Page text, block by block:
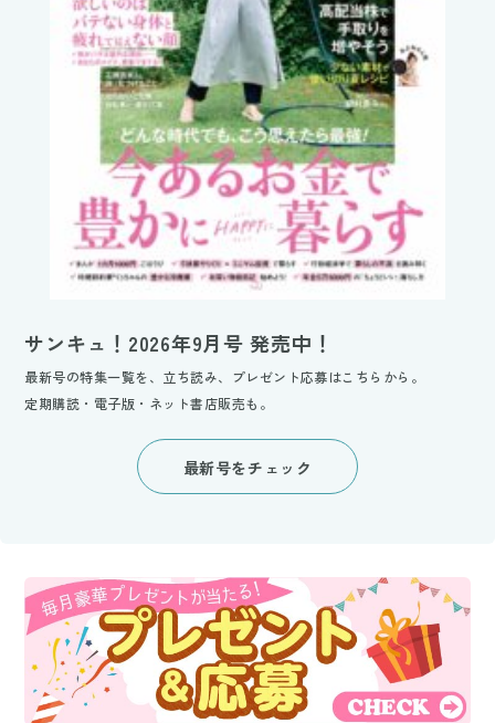
サンキュ！2026年9月号 発売中！
最新号の特集一覧を、立ち読み、プレゼント応募はこちらから。
定期購読・電子版・ネット書店販売も。
最新号をチェック